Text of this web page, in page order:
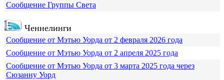
Сообщение Группы Света
Ченнелинги
Сообщение от Мэтью Уорда от 2 февраля 2026 года
Сообщение от Мэтью Уорда от 2 апреля 2025 года
Сообщение от Мэтью Уорда от 3 марта 2025 года через
Сюзанну Уорд